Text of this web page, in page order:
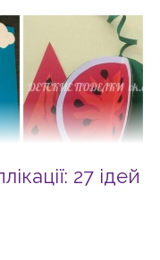
27 ідей